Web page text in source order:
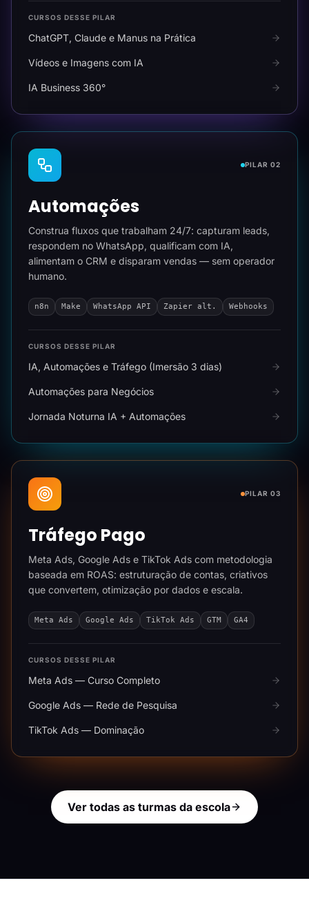
CURSOS DESSE PILAR
ChatGPT, Claude e Manus na Prática
Vídeos e Imagens com IA
IA Business 360°
PILAR 02
Automações
Construa fluxos que trabalham 24/7: capturam leads,
respondem no WhatsApp, qualificam com IA,
alimentam o CRM e disparam vendas — sem operador
humano.
n8n Make WhatsApp API Zapier alt. Webhooks
CURSOS DESSE PILAR
IA, Automações e Tráfego (Imersão 3 dias)
Automações para Negócios
Jornada Noturna IA + Automações
PILAR 03
Tráfego Pago
Meta Ads, Google Ads e TikTok Ads com metodologia
baseada em ROAS: estruturação de contas, criativos
que convertem, otimização por dados e escala.
Meta Ads Google Ads TikTok Ads GTM GA4
CURSOS DESSE PILAR
Meta Ads — Curso Completo
Google Ads — Rede de Pesquisa
TikTok Ads — Dominação
Ver todas as turmas da escola